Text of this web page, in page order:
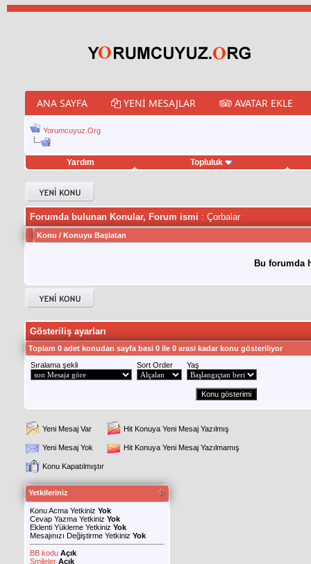
ANA SAYFA YENI MESAJLAR AVATAR EKLE
Yorumcuyuz.Org
Yardım Topluluk
hilesi
Forumda bulunan Konular, Forum ismi : Çorbalar
Konu / Konuyu Başlatan
Bu forumda
Gösteriliş ayarları
Toplam 0 adet konudan sayfa basi 0 ile 0 arasi kadar konu gösteriliyor
Sıralama şekli
Sort Order Yaş
Yeni Mesaj Var Hit Konuya Yeni Mesaj Yazılmış
Yeni Mesaj Yok Hit Konuya Yeni Mesaj Yazılmamış
Konu Kapatılmıştır
Yetkileriniz
Konu Acma Yetkiniz Yok
Cevap Yazma Yetkiniz Yok
Eklenti Yükleme Yetkiniz Yok
Mesajınızı Değiştirme Yetkiniz Yok
BB kodu Açık
Smileler Açık